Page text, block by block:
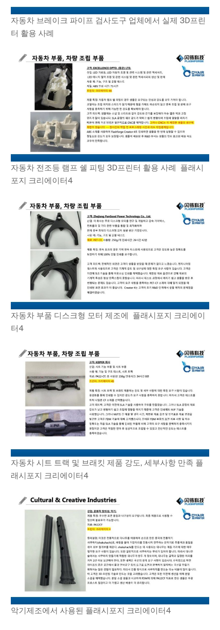
자동차 브레이크 파이프 검사도구 업체에서 실제 3D프린
터 활용 사례
자동차 전조등 램프 쉘 피팅 3D프린터 활용 사례 플래시
포지 크리에이터4
자동차 부품 디스크형 모터 제조에 플래시포지 크리에이
터4
자동차 시트 트랙 및 브래킷 제품 강도, 세부사항 만족 플
래시포지 크리에이터4
악기제조에서 사용된 플래시포지 크리에이터4